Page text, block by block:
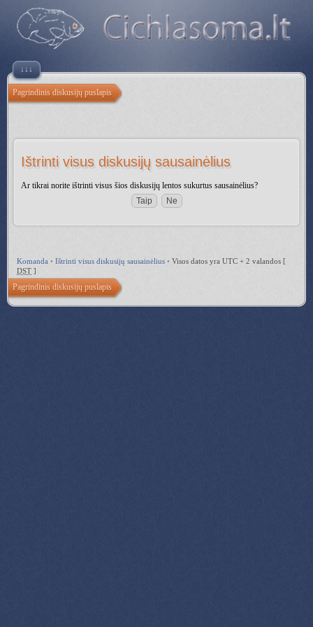
↓↓↓
Pagrindinis diskusijų puslapis
Ištrinti visus diskusijų sausainėlius
Ar tikrai norite ištrinti visus šios diskusijų lentos sukurtus sausainėlius?
Komanda • Ištrinti visus diskusijų sausainėlius • Visos datos yra UTC + 2 valandos [
DST ]
Pagrindinis diskusijų puslapis